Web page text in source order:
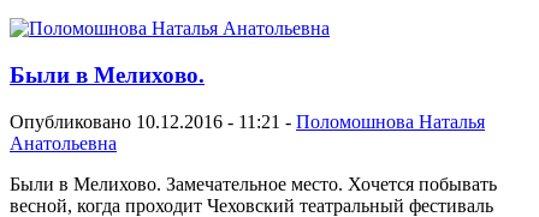
Были в Мелихово.
Опубликовано 10.12.2016 - 11:21 - Поломошнова Наталья
Анатольевна
Были в Мелихово. Замечательное место. Хочется побывать
весной, когда проходит Чеховский театральный фестиваль